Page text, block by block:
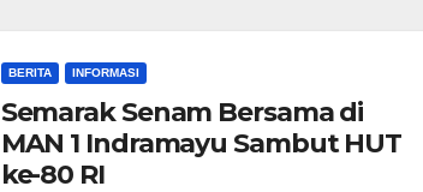
BERITA INFORMASI
Semarak Senam Bersama di
MAN 1 Indramayu Sambut HUT
ke-80 RI